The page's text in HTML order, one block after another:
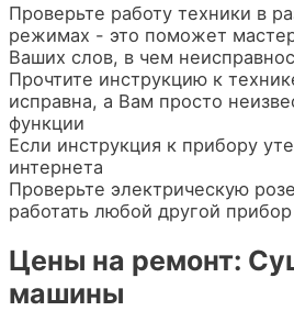
Проверьте работу техники в
режимах - это поможет
Ваших слов, в чем
Прочтите инструкцию к
исправна, а Вам просто
функции
Если инструкция к прибору
интернета
Проверьте электрическую
работать любой другой прибор
Цены на ремонт:
машины